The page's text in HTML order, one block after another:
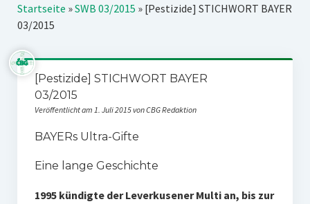
Über uns
Kontakt
Impressum
Störfälle
Kampagnen
Stichwort BAYER
Jahrestagung
Startseite »SWB 03/2015 » [Pestizide] STICHWORT BAYER
03/2015
[Pestizide] STICHWORT BAYER
03/2015
Veröffentlicht am 1. Juli 2015 von CBG Redaktion
BAYERs Ultra-Gifte
Eine lange Geschichte
1995 kündigte der Leverkusener Multi an, bis zur